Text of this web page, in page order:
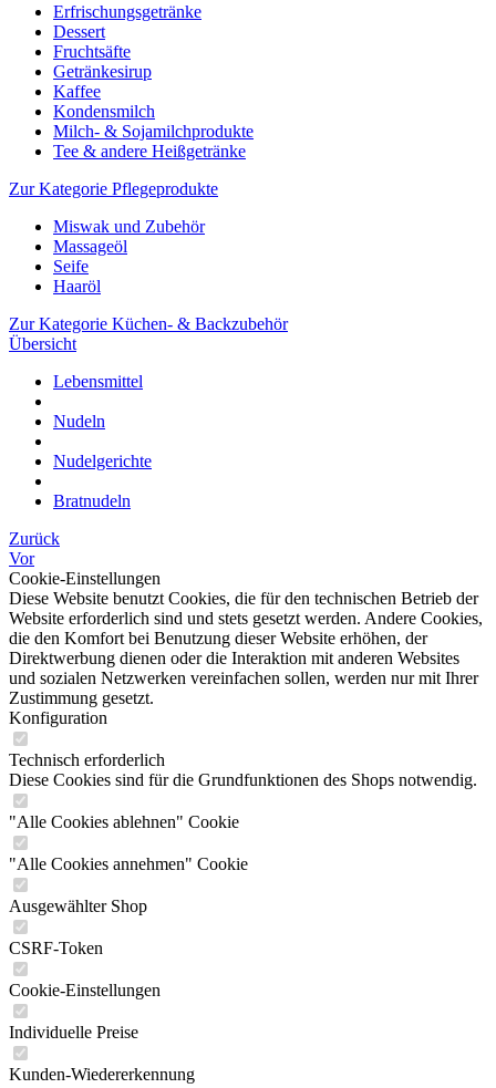
Erfrischungsgetränke
Dessert
Fruchtsäfte
Getränkesirup
Kaffee
Kondensmilch
Milch- & Sojamilchprodukte
Tee & andere Heißgetränke
Zur Kategorie Pflegeprodukte
Miswak und Zubehör
Massageöl
Seife
Haaröl
Zur Kategorie Küchen- & Backzubehör
Übersicht
Lebensmittel
Nudeln
Nudelgerichte
Bratnudeln
Zurück
Vor
Cookie-Einstellungen
Diese Website benutzt Cookies, die für den technischen Betrieb der
Website erforderlich sind und stets gesetzt werden. Andere Cookies,
die den Komfort bei Benutzung dieser Website erhöhen, der
Direktwerbung dienen oder die Interaktion mit anderen Websites
und sozialen Netzwerken vereinfachen sollen, werden nur mit Ihrer
Zustimmung gesetzt.
Konfiguration
Technisch erforderlich
Diese Cookies sind für die Grundfunktionen des Shops notwendig.
"Alle Cookies ablehnen" Cookie
"Alle Cookies annehmen" Cookie
Ausgewählter Shop
CSRF-Token
Cookie-Einstellungen
Individuelle Preise
Kunden-Wiedererkennung